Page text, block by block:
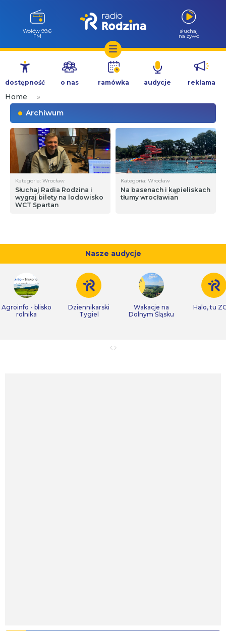
Przejdź
treści
Wołów 99.6
FM
słuchaj
na żywo
dostępność o nas ramówka audycje reklama
Home
»
Archiwum
Kategoria: Wrocław
Słuchaj Radia Rodzina i
wygraj bilety na lodowisko
WCT Spartan
Kategoria: Wrocław
Na basenach i kąpieliskach
tłumy wrocławian
Nasze audycje
Agroinfo - blisko
rolnika
Dziennikarski
Tygiel
Wakacje na
Dolnym Śląsku
Halo, tu